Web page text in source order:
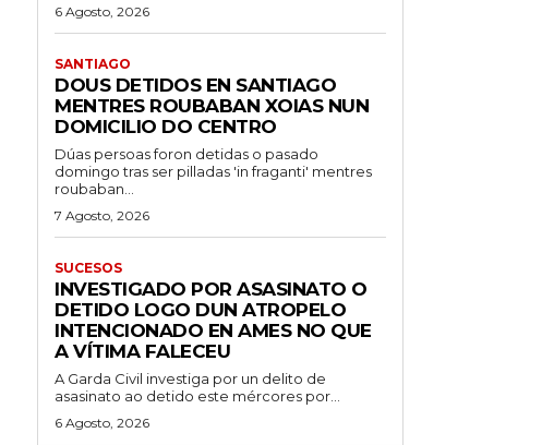
6 Agosto, 2026
SANTIAGO
DOUS DETIDOS EN SANTIAGO
MENTRES ROUBABAN XOIAS NUN
DOMICILIO DO CENTRO
Dúas persoas foron detidas o pasado
domingo tras ser pilladas 'in fraganti' mentres
roubaban...
7 Agosto, 2026
SUCESOS
INVESTIGADO POR ASASINATO O
DETIDO LOGO DUN ATROPELO
INTENCIONADO EN AMES NO QUE
A VÍTIMA FALECEU
A Garda Civil investiga por un delito de
asasinato ao detido este mércores por...
6 Agosto, 2026